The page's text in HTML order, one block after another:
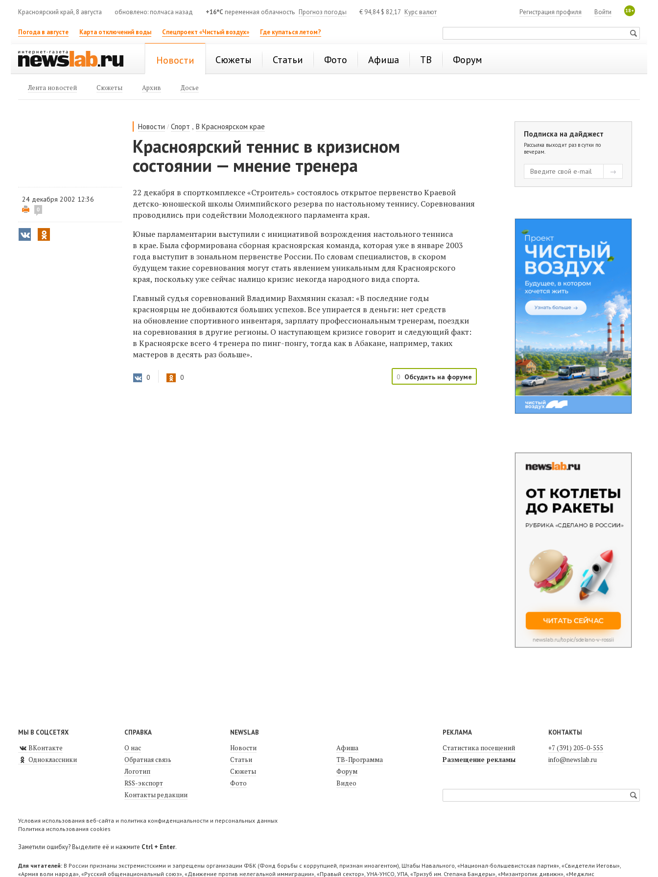
Красноярский край, 8 августа обновлено: полчаса назад +16°C переменная облачность Прогноз погоды € 94,84$ 82,17 Курс валют 18+
Войти
Регистрация профиля
Погода в августе Карта отключений воды Спецпроект «Чистый воздух» Где купаться летом?
Новости Сюжеты Статьи Фото Афиша ТВ Форум
Лента новостей Сюжеты Архив Досье
Новости /Спорт ,В Красноярском крае
Красноярский теннис в кризисном
состоянии — мнение тренера
24 декабря 2002 12:36
0
22 декабря в спорткомплексе «Строитель» состоялось открытое первенство Краевой
детско-юношеской школы Олимпийского резерва по настольному теннису. Соревнования
проводились при содействии Молодежного парламента края.
Юные парламентарии выступили с инициативой возрождения настольного тенниса
в крае. Была сформирована сборная красноярская команда, которая уже в январе 2003
года выступит в зональном первенстве России. По словам специалистов, в скором
будущем такие соревнования могут стать явлением уникальным для Красноярского
края, поскольку уже сейчас налицо кризис некогда народного вида спорта.
Главный судья соревнований Владимир Вахмянин сказал: «В последние годы
красноярцы не добиваются больших успехов. Все упирается в деньги: нет средств
на обновление спортивного инвентаря, зарплату профессиональным тренерам, поездки
на соревнования в другие регионы. О наступающем кризисе говорит и следующий факт:
в Красноярске всего 4 тренера по пинг-понгу, тогда как в Абакане, например, таких
мастеров в десять раз больше».
0 0 0 Обсудить на форуме
Подписка на дайджест
Рассылка выходит раз в сутки по
вечерам.
МЫ В СОЦСЕТЯХ
ВКонтакте
Одноклассники
СПРАВКА
О нас
Обратная связь
Логотип
RSS-экспорт
Контакты редакции
NEWSLAB
Новости
Статьи
Сюжеты
Фото
Афиша
ТВ-Программа
Форум
Видео
РЕКЛАМА
Статистика посещений
Размещение рекламы
КОНТАКТЫ
+7 (391) 205-0-555
info@newslab.ru
Условия использования веб-сайта и политика конфиденциальности и персональных данных
Политика использования cookies
Заметили ошибку? Выделите её и нажмите Ctrl + Enter.
Для читателей: В России признаны экстремистскими и запрещены организации ФБК (Фонд борьбы с коррупцией, признан иноагентом), Штабы Навального, «Национал-большевистская партия», «Свидетели Иеговы»,
«Армия воли народа», «Русский общенациональный союз», «Движение против нелегальной иммиграции», «Правый сектор», УНА-УНСО, УПА, «Тризуб им. Степана Бандеры», «Мизантропик дивижн», «Меджлис